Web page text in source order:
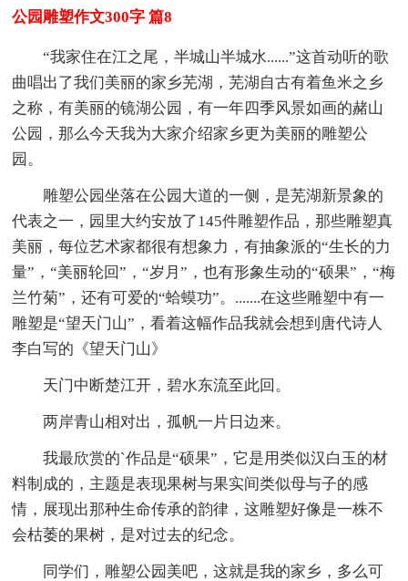
公园雕塑作文300字 篇8
“我家住在江之尾，半城山半城水......”这首动听的歌
曲唱出了我们美丽的家乡芜湖，芜湖自古有着鱼米之乡
之称，有美丽的镜湖公园，有一年四季风景如画的赭山
公园，那么今天我为大家介绍家乡更为美丽的雕塑公
园。
雕塑公园坐落在公园大道的一侧，是芜湖新景象的
代表之一，园里大约安放了145件雕塑作品，那些雕塑真
美丽，每位艺术家都很有想象力，有抽象派的“生长的力
量”，“美丽轮回”，“岁月”，也有形象生动的“硕果”，“梅
兰竹菊”，还有可爱的“蛤蟆功”。.......在这些雕塑中有一
雕塑是“望天门山”，看着这幅作品我就会想到唐代诗人
李白写的《望天门山》
天门中断楚江开，碧水东流至此回。
两岸青山相对出，孤帆一片日边来。
我最欣赏的`作品是“硕果”，它是用类似汉白玉的材
料制成的，主题是表现果树与果实间类似母与子的感
情，展现出那种生命传承的韵律，这雕塑好像是一株不
会枯萎的果树，是对过去的纪念。
同学们，雕塑公园美吧，这就是我的家乡，多么可